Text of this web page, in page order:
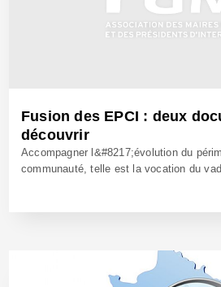
Fusion des EPCI : deux
découvrir
Accompagner l&#8217;évolution du
communauté, telle est la vocation du
30 Nov 2016 - Réf: CW24108